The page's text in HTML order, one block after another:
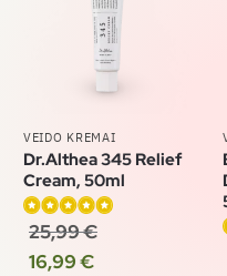
VEIDO KREMAI
Dr.Althea 345 Relief
Cream, 50ml
Įvertinimas:
5.00iš 5
25,99€
16,99€